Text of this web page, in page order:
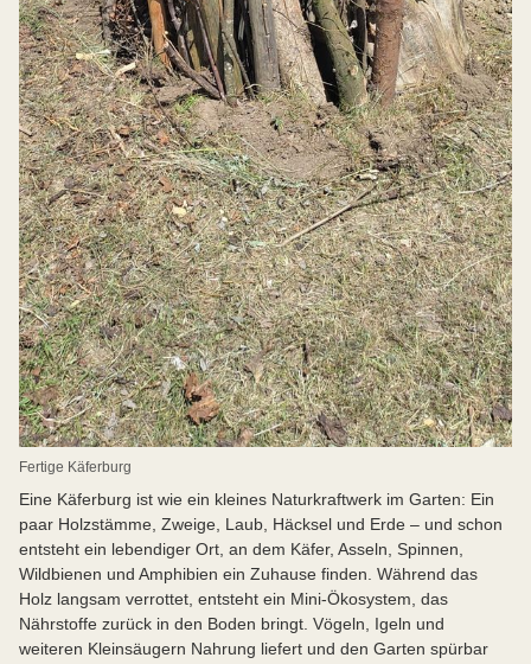
Fertige Käferburg
Eine Käferburg ist wie ein kleines Naturkraftwerk im Garten: Ein
paar Holzstämme, Zweige, Laub, Häcksel und Erde – und schon
entsteht ein lebendiger Ort, an dem Käfer, Asseln, Spinnen,
Wildbienen und Amphibien ein Zuhause finden. Während das
Holz langsam verrottet, entsteht ein Mini-Ökosystem, das
Nährstoffe zurück in den Boden bringt. Vögeln, Igeln und
weiteren Kleinsäugern Nahrung liefert und den Garten spürbar